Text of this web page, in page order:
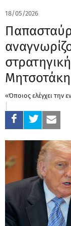
18/05/2026
«Όποιος ελέγχει την